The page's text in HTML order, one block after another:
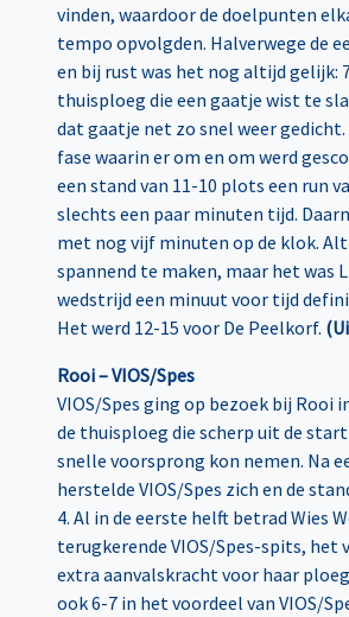
vinden, waardoor de doelpunten
tempo opvolgden. Halverwege de
en bij rust was het nog altijd gelijk:
thuisploeg die een gaatje wist te
dat gaatje net zo snel weer gedicht.
fase waarin er om en om werd
een stand van 11-10 plots een run
slechts een paar minuten tijd.
met nog vijf minuten op de klok.
spannend te maken, maar het was
wedstrijd een minuut voor tijd
Het werd 12-15 voor De Peelkorf.
Rooi – VIOS/Spes
VIOS/Spes ging op bezoek bij Rooi
de thuisploeg die scherp uit de
snelle voorsprong kon nemen. Na
herstelde VIOS/Spes zich en de
4. Al in de eerste helft betrad Wies
terugkerende VIOS/Spes-spits, het
extra aanvalskracht voor haar
ook 6-7 in het voordeel van VIOS/